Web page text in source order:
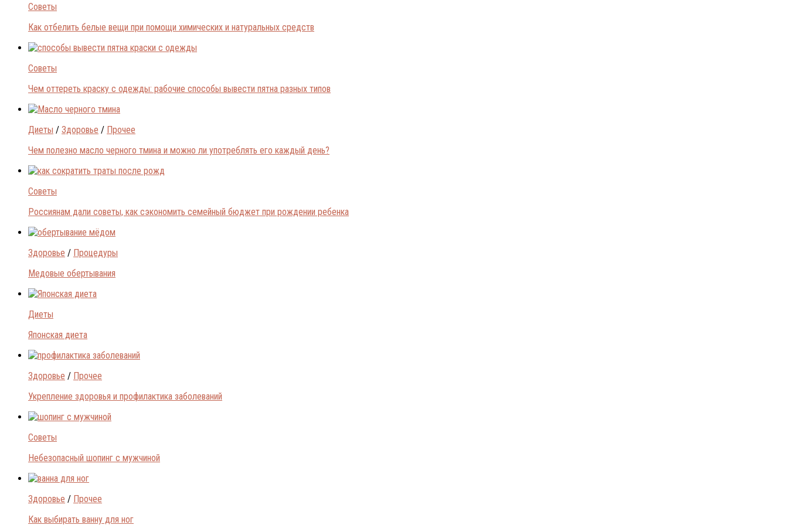
Советы
Как отбелить белые вещи при помощи химических и натуральных средств
Советы
Чем оттереть краску с одежды: рабочие способы вывести пятна разных типов
Диеты / Здоровье / Прочее
Чем полезно масло черного тмина и можно ли употреблять его каждый день?
Советы
Россиянам дали советы, как сэкономить семейный бюджет при рождении ребенка
Здоровье / Процедуры
Медовые обертывания
Диеты
Японская диета
Здоровье / Прочее
Укрепление здоровья и профилактика заболеваний
Советы
Небезопасный шопинг с мужчиной
Здоровье / Прочее
Как выбирать ванну для ног